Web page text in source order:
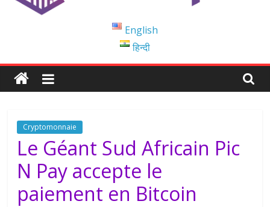
Blockchain
Easy
to
English
हिन्दी
Cryptomonnaie
Le Géant Sud Africain Pic
N Pay accepte le
paiement en Bitcoin